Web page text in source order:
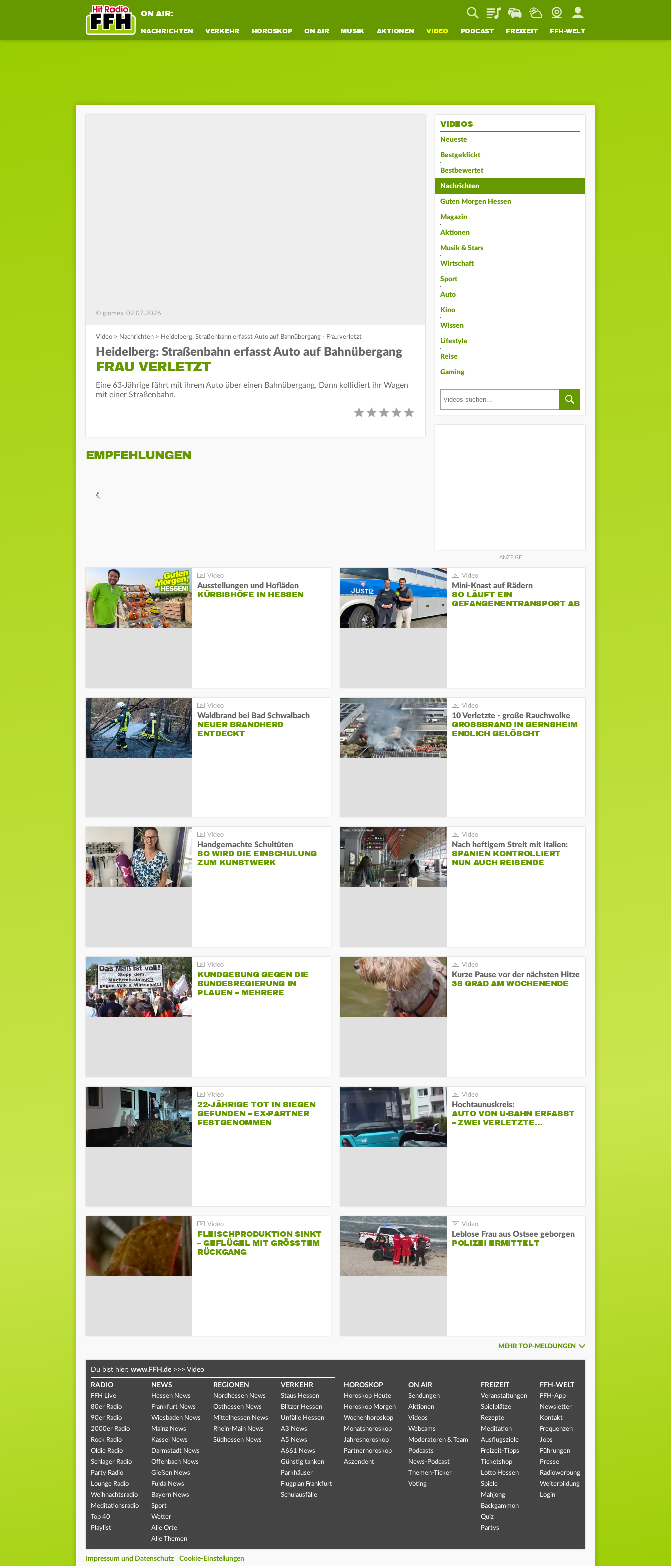
ON AIR: PlaylistStaupilotWetterWebcamMein FFH
NACHRICHTEN VERKEHR HOROSKOP ON AIR MUSIK AKTIONEN VIDEO PODCAST FREIZEIT FFH-WELT
© glomex, 02.07.2026
Video > Nachrichten > Heidelberg: Straßenbahn erfasst Auto auf Bahnübergang - Frau verletzt
Heidelberg: Straßenbahn erfasst Auto auf Bahnübergang
FRAU VERLETZT
Eine 63-Jährige fährt mit ihrem Auto über einen Bahnübergang. Dann kollidiert ihr Wagen
mit einer Straßenbahn.
EMPFEHLUNGEN
VIDEOS
Neueste
Bestgeklickt
Bestbewertet
Nachrichten
Guten Morgen Hessen
Magazin
Aktionen
Musik & Stars
Wirtschaft
Sport
Auto
Kino
Wissen
Lifestyle
Reise
Gaming
Ausstellungen und Hofläden
KÜRBISHÖFE IN HESSEN
Mini-Knast auf Rädern
SO LÄUFT EIN
GEFANGENENTRANSPORT AB
Waldbrand bei Bad Schwalbach
NEUER BRANDHERD
ENTDECKT
10 Verletzte - große Rauchwolke
GROSSBRAND IN GERNSHEIM E
NDLICH GELÖSCHT
Handgemachte Schultüten
SO WIRD DIE EINSCHULUNG
ZUM KUNSTWERK
Nach heftigem Streit mit Italien:
SPANIEN KONTROLLIERT
NUN AUCH REISENDE
KUNDGEBUNG GEGEN DIE
BUNDESREGIERUNG IN
PLAUEN – MEHRERE
Kurze Pause vor der nächsten Hitze
36 GRAD AM WOCHENENDE
22-JÄHRIGE TOT IN SIEGEN
GEFUNDEN – EX-PARTNER
FESTGENOMMEN
Hochtaunuskreis:
AUTO VON U-BAHN ERFASST
– ZWEI VERLETZTE…
FLEISCHPRODUKTION SINKT
– GEFLÜGEL MIT GRÖSSTEM R
ÜCKGANG
Leblose Frau aus Ostsee geborgen
POLIZEI ERMITTELT
MEHR TOP-MELDUNGEN
Du bist hier: www.FFH.de >>> Video
RADIO
FFH Live
80er Radio
90er Radio
2000er Radio
Rock Radio
Oldie Radio
Schlager Radio
Party Radio
Lounge Radio
Weihnachtsradio
Meditationsradio
Top 40
Playlist
NEWS
Hessen News
Frankfurt News
Wiesbaden News
Mainz News
Kassel News
Darmstadt News
Offenbach News
Gießen News
Fulda News
Bayern News
Sport
Wetter
Alle Orte
Alle Themen
REGIONEN
Nordhessen News
Osthessen News
Mittelhessen News
Rhein-Main News
Südhessen News
VERKEHR
Staus Hessen
Blitzer Hessen
Unfälle Hessen
A3 News
A5 News
A661 News
Günstig tanken
Parkhäuser
Flugplan Frankfurt
Schulausfälle
HOROSKOP
Horoskop Heute
Horoskop Morgen
Wochenhoroskop
Monatshoroskop
Jahreshoroskop
Partnerhoroskop
Aszendent
ON AIR
Sendungen
Aktionen
Videos
Webcams
Moderatoren & Team
Podcasts
News-Podcast
Themen-Ticker
Voting
FREIZEIT
Veranstaltungen
Spielplätze
Rezepte
Meditation
Ausflugsziele
Freizeit-Tipps
Ticketshop
Lotto Hessen
Spiele
Mahjong
Backgammon
Quiz
Partys
FFH-WELT
FFH-App
Newsletter
Kontakt
Frequenzen
Jobs
Führungen
Presse
Radiowerbung
Weiterbildung
Login
Impressum und Datenschutz Cookie-Einstellungen